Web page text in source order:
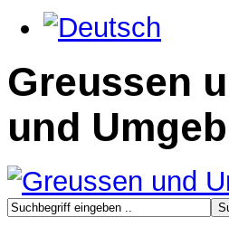
Greussen
und